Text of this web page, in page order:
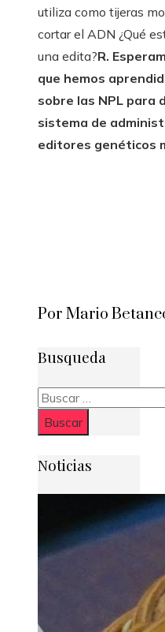
utiliza como tijeras
cortar el ADN ¿Qué
una edita?R.
que hemos
sobre las NPL para
sistema de
editores genéticos
Por Mario
Busqueda
Buscar:
Noticias